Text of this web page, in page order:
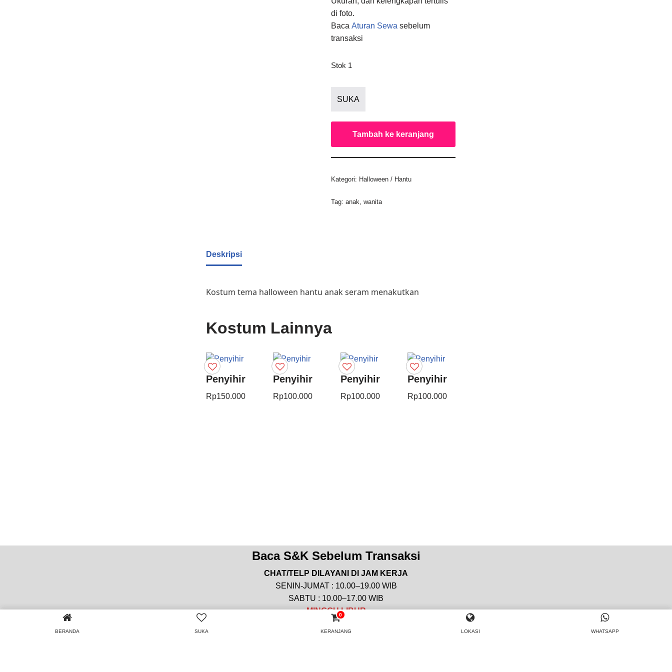
di foto.
Baca Aturan Sewa sebelum
transaksi
Stok 1
SUKA
Tambah ke keranjang
Kategori: Halloween / Hantu
Tag: anak, wanita
Deskripsi
Kostum tema halloween hantu anak seram menakutkan
Kostum Lainnya
Penyihir
Rp150.000
Penyihir
Rp100.000
Penyihir
Rp100.000
Penyihir
Rp100.000
Baca S&K Sebelum Transaksi
CHAT/TELP DILAYANI DI JAM KERJA
SENIN-JUMAT : 10.00–19.00 WIB
SABTU : 10.00–17.00 WIB
MINGGULIBUR
BERANDA SUKA
0
KERANJANG LOKASI WHATSAPP